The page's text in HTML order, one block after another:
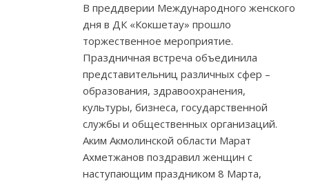
В преддверии Международного женского
дня в ДК «Кокшетау» прошло
торжественное мероприятие.
Праздничная встреча объединила
представительниц различных сфер –
образования, здравоохранения,
культуры, бизнеса, государственной
службы и общественных организаций.
Аким Акмолинской области Марат
Ахметжанов поздравил женщин с
наступающим праздником 8 Марта,